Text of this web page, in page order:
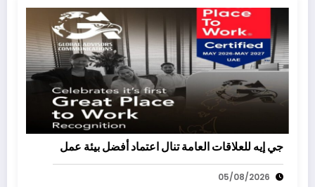
جي إيه للعلاقات العامة تنال اعتماد أفضل بيئة عمل
05/08/2026